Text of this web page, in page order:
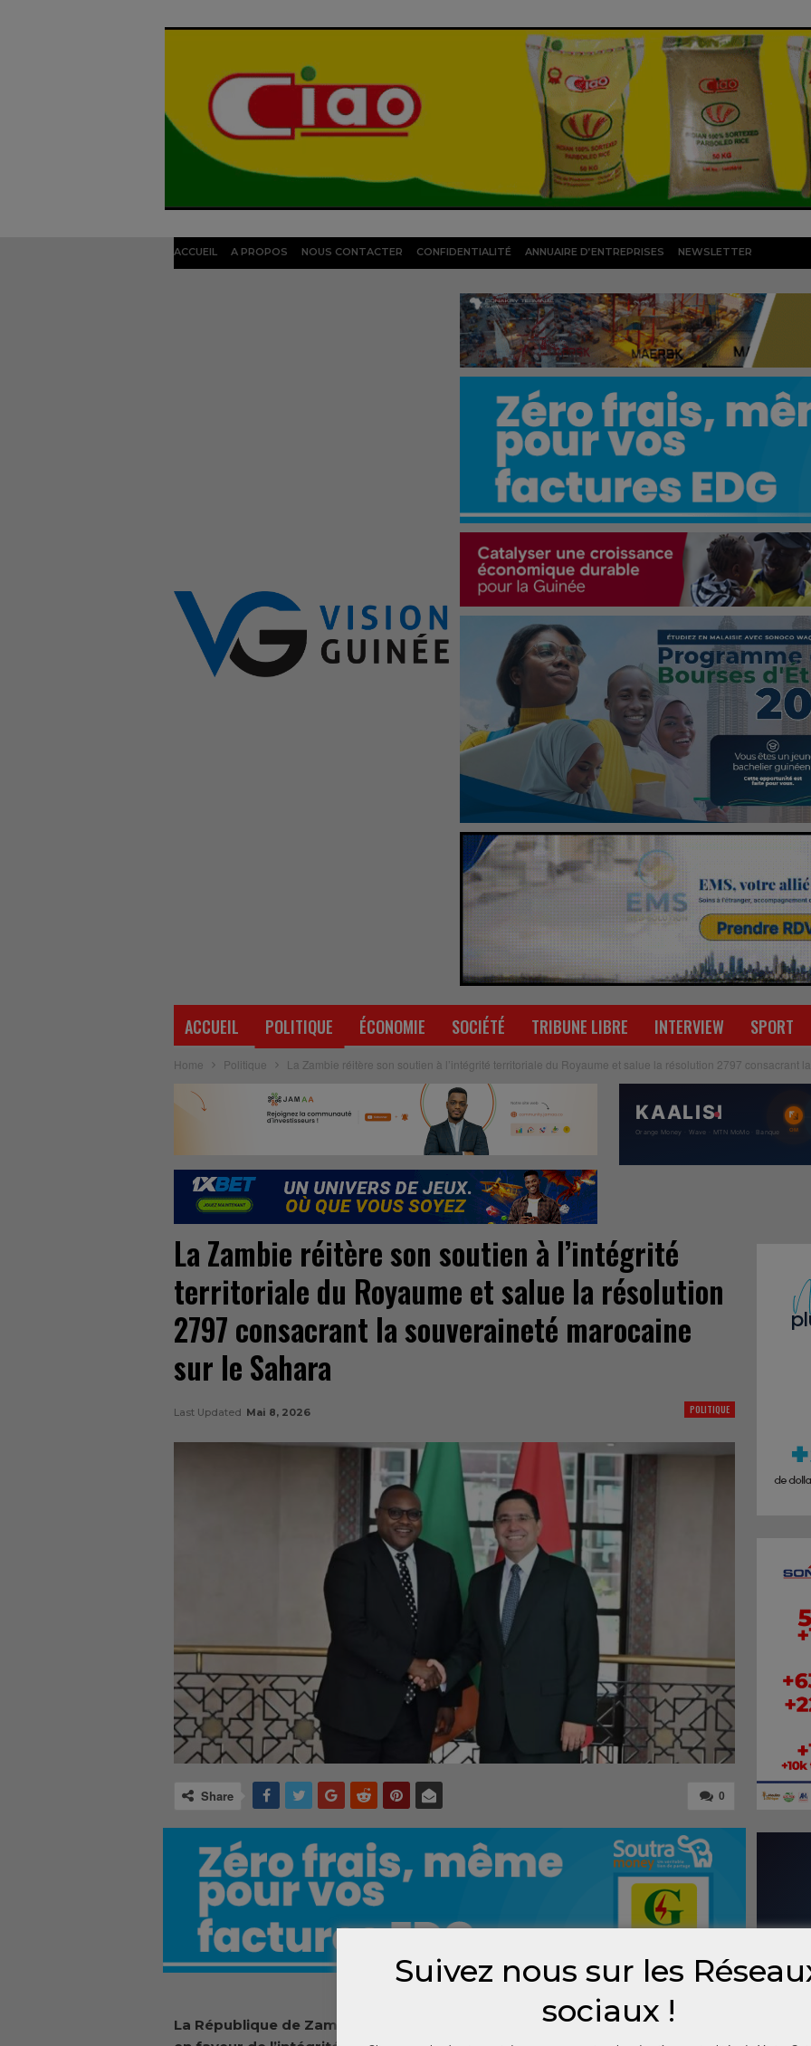
ACCUEIL A PROPOS NOUS CONTACTER CONFIDENTIALITÉ ANNUAIRE D’ENTREPRISES NEWSLETTER
ACCUEIL POLITIQUE ÉCONOMIE SOCIÉTÉ TRIBUNE LIBRE INTERVIEW SPORT
Home Politique La Zambie réitère son soutien à l’intégrité territoriale du Royaume et salue la résolution 2797 consacrant
La Zambie réitère son soutien à l’intégrité
territoriale du Royaume et salue la résolution
2797 consacrant la souveraineté marocaine
sur le Sahara
POLITIQUE
Last Updated Mai 8, 2026
0
Share
La République de Zambie a renouvelé
son soutien ferme et constant
Suivez nous sur les
sociaux !